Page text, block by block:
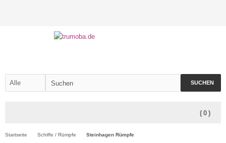
SUCHEN
( 0 )
Startseite Schiffe / Rümpfe Steinhagen Rümpfe